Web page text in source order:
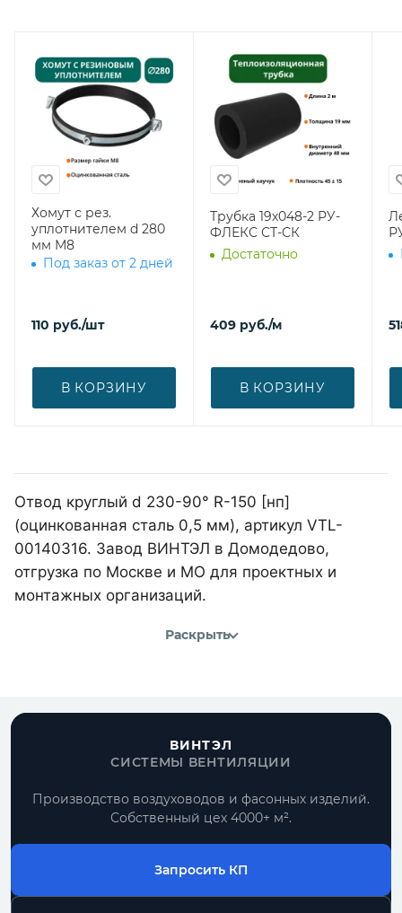
Хомут с рез.
уплотнителем d 280
мм М8
Под заказ от 2 дней
110 руб./шт
В КОРЗИНУ
Трубка 19х048-2 РУ-
ФЛЕКС СТ-СК
Достаточно
409 руб./м
В КОРЗИНУ
Отвод круглый d 230-90° R-150 [нп]
(оцинкованная сталь 0,5 мм), артикул VTL-
00140316. Завод ВИНТЭЛ в Домодедово,
отгрузка по Москве и МО для проектных и
монтажных организаций.
Раскрыть
ВИНТЭЛ
СИСТЕМЫ ВЕНТИЛЯЦИИ
Производство воздуховодов и фасонных изделий.
Собственный цех 4000+ м².
Запросить КП